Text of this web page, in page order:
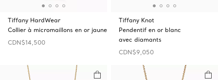
Tiffany HardWear
Collier à micromaillons en or jaune
CDN$14,500
Tiffany Knot
Pendentif en or blanc
avec diamants
CDN$9,050